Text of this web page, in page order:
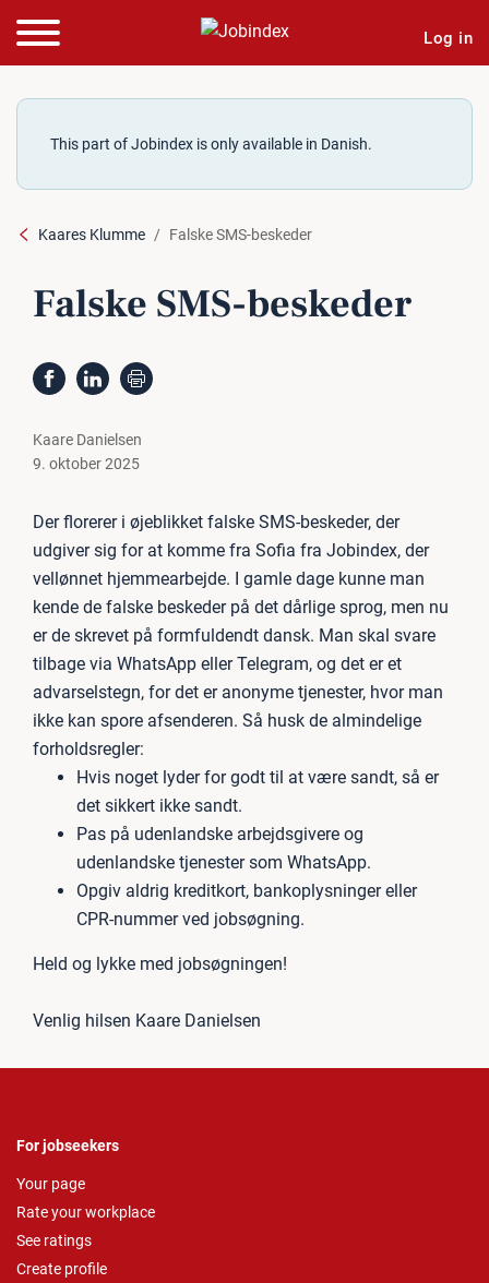
Log in
This part of Jobindex is only available in Danish.
Kaares Klumme Falske SMS-beskeder
Falske SMS-beskeder
Kaare Danielsen
9. oktober 2025
Der florerer i øjeblikket falske SMS-beskeder, der
udgiver sig for at komme fra Sofia fra Jobindex, der
vellønnet hjemmearbejde. I gamle dage kunne man
kende de falske beskeder på det dårlige sprog, men nu
er de skrevet på formfuldendt dansk. Man skal svare
tilbage via WhatsApp eller Telegram, og det er et
advarselstegn, for det er anonyme tjenester, hvor man
ikke kan spore afsenderen. Så husk de almindelige
forholdsregler:
Hvis noget lyder for godt til at være sandt, så er
det sikkert ikke sandt.
Pas på udenlandske arbejdsgivere og
udenlandske tjenester som WhatsApp.
Opgiv aldrig kreditkort, bankoplysninger eller
CPR-nummer ved jobsøgning.
Held og lykke med jobsøgningen!
Venlig hilsen Kaare Danielsen
For jobseekers
Your page
Rate your workplace
See ratings
Create profile